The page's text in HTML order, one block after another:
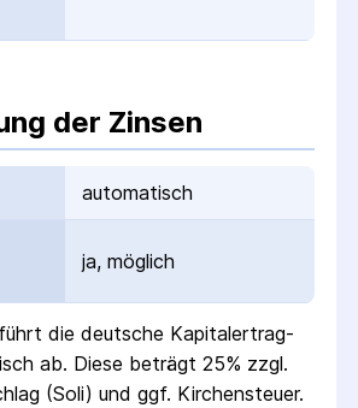
der Zinsen
automatisch
ja, möglich
führt die deutsche Kapital­ertrag­
ab. Diese beträgt 25% zzgl.
(Soli) und ggf. Kirchensteuer.